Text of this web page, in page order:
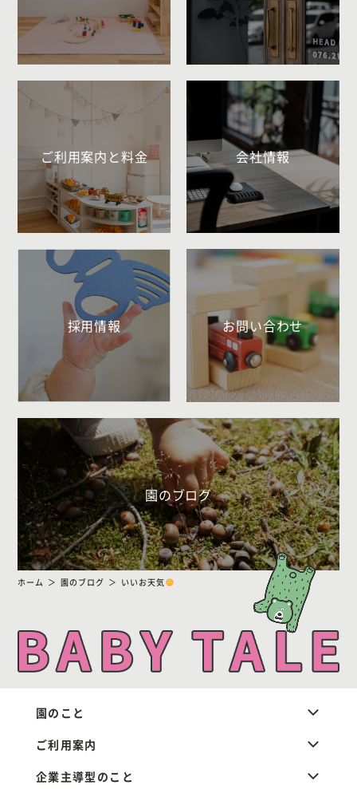
ご利用案内と料金 会社情報
採用情報 お問い合わせ
園のブログ
ホーム 園のブログ いいお天気
園のこと
ご利用案内
企業主導型のこと